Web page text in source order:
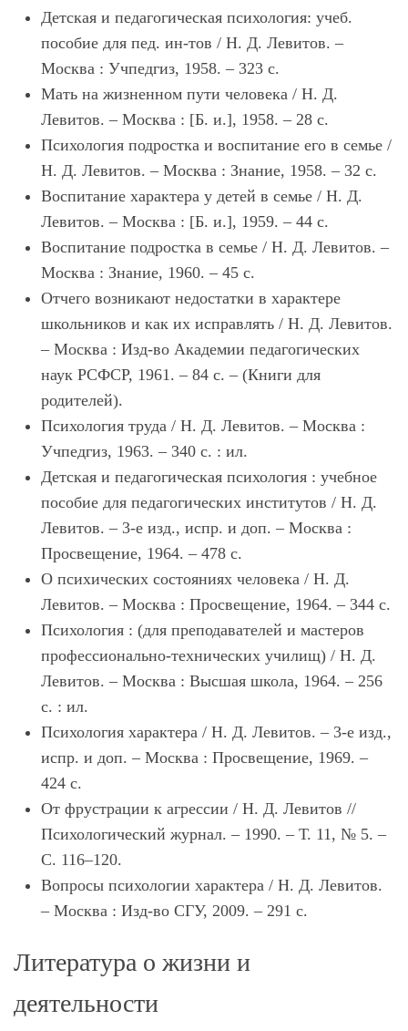
Детская и педагогическая психология: учеб.
пособие для пед. ин-тов / Н. Д. Левитов. –
Москва : Учпедгиз, 1958. – 323 с.
Мать на жизненном пути человека / Н. Д.
Левитов. – Москва : [Б. и.], 1958. – 28 с.
Психология подростка и воспитание его в семье /
Н. Д. Левитов. – Москва : Знание, 1958. – 32 с.
Воспитание характера у детей в семье / Н. Д.
Левитов. – Москва : [Б. и.], 1959. – 44 с.
Воспитание подростка в семье / Н. Д. Левитов. –
Москва : Знание, 1960. – 45 с.
Отчего возникают недостатки в характере
школьников и как их исправлять / Н. Д. Левитов.
– Москва : Изд-во Академии педагогических
наук РСФСР, 1961. – 84 с. – (Книги для
родителей).
Психология труда / Н. Д. Левитов. – Москва :
Учпедгиз, 1963. – 340 с. : ил.
Детская и педагогическая психология : учебное
пособие для педагогических институтов / Н. Д.
Левитов. – 3-е изд., испр. и доп. – Москва :
Просвещение, 1964. – 478 с.
О психических состояниях человека / Н. Д.
Левитов. – Москва : Просвещение, 1964. – 344 с.
Психология : (для преподавателей и мастеров
профессионально-технических училищ) / Н. Д.
Левитов. – Москва : Высшая школа, 1964. – 256
с. : ил.
Психология характера / Н. Д. Левитов. – 3-е изд.,
испр. и доп. – Москва : Просвещение, 1969. –
424 с.
От фрустрации к агрессии / Н. Д. Левитов //
Психологический журнал. – 1990. – Т. 11, № 5. –
С. 116–120.
Вопросы психологии характера / Н. Д. Левитов.
– Москва : Изд-во СГУ, 2009. – 291 с.
Литература о жизни и
деятельности